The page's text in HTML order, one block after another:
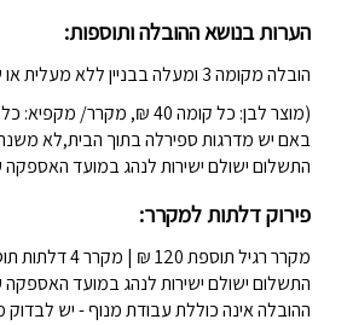
הערות בנושא ההובלה ותוספות:
הובלה מקומה 3 ומעלה בבניין ללא מעלית או שלא ניתן להעלות מוצר במעלית (לשיקול דעת המוביל)-
(מוצר לבן: כל קומה 40 ₪, מקרר/ מקפיא: כל קומה 80 ₪, מקרר סייד ביי סייד 80 ש"ח)
באם יש מדרגות ספירלה בתוך הבית,לא
התשלום ישולם ישירות לנהג במועד האספקה
פירוק דלתות למקרר:
מקרר רגיל תוספת 120 ₪ | מקרר 4 דלתות תוספת 160 ₪
התשלום ישולם ישירות לנהג במועד האספקה
ההובלה אינה כוללת עבודת מנוף - יש